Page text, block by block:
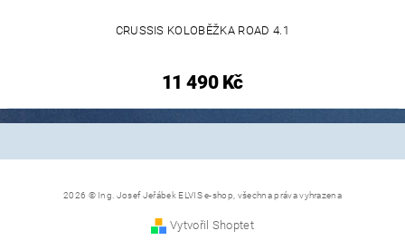
CRUSSIS KOLOBĚŽKA ROAD 4.1
11 490 Kč
2026 © Ing. Josef Jeřábek ELVIS e-shop, všechna práva vyhrazena
Vytvořil Shoptet